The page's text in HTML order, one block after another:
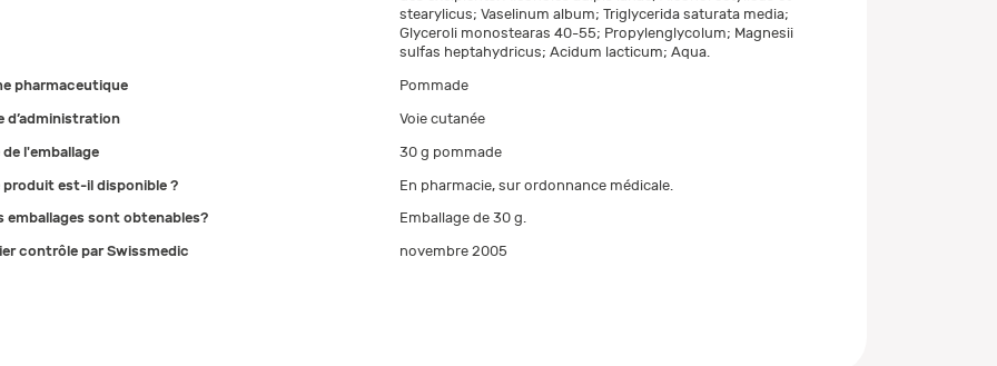
stearylicus; Vaselinum album; Triglycerida saturata media;
Glyceroli monostearas 40-55; Propylenglycolum; Magnesii
sulfas heptahydricus; Acidum lacticum; Aqua.
pharmaceutique
Pommade
d’administration
Voie cutanée
de l'emballage
30 g pommade
produit est-il disponible ?
En pharmacie, sur ordonnance médicale.
emballages sont obtenables?
Emballage de 30 g.
contrôle par Swissmedic
novembre 2005